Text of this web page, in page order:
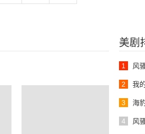
美剧
1 风
2 我
3 海
4 风